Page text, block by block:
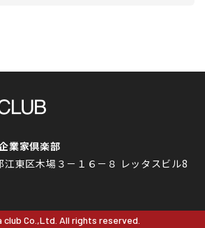
業家倶楽部
東区木場３－１６－８ レッタスビル8
Co.,Ltd. All rights reserved.